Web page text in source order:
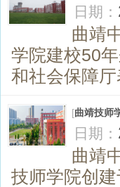
日期：
曲靖
学院建校50
和社会保障
[曲靖技师
日期：
曲靖
技师学院创